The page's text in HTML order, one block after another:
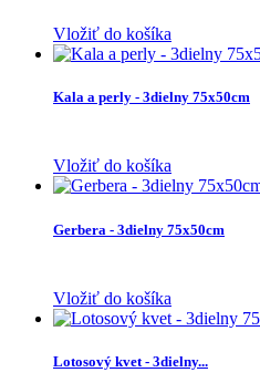
Vložiť do košíka
Kala a perly - 3dielny 75x50cm
Vložiť do košíka
Gerbera - 3dielny 75x50cm
Vložiť do košíka
Lotosový kvet - 3dielny...